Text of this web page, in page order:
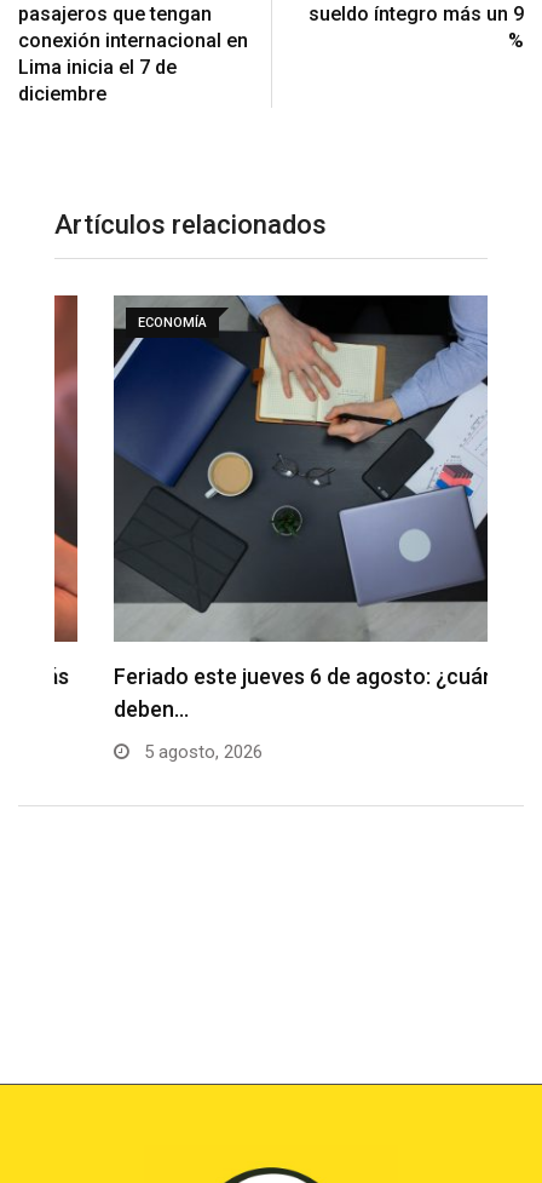
pasajeros que tengan
conexión internacional en
Lima inicia el 7 de
diciembre
sueldo íntegro más un 9
%
Artículos relacionados
ECONOMÍA
Feriado este jueves 6 de agosto: ¿cuánto
deben…
5 agosto, 2026